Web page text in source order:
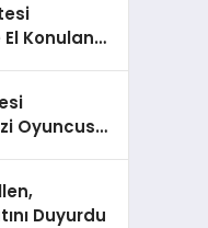
Konulan
Oyuncusu
Duyurdu